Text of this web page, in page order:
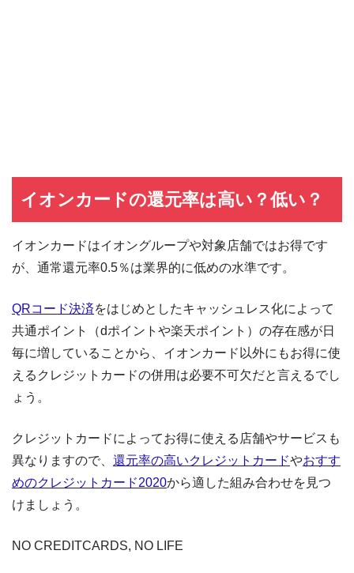
イオンカードの還元率は高い？低い？
イオンカードはイオングループや対象店舗ではお得です
が、通常還元率0.5％は業界的に低めの水準です。
QRコード決済をはじめとしたキャッシュレス化によって
共通ポイント（dポイントや楽天ポイント）の存在感が日
毎に増していることから、イオンカード以外にもお得に使
えるクレジットカードの併用は必要不可欠だと言えるでし
ょう。
クレジットカードによってお得に使える店舗やサービスも
異なりますので、 還元率の高いクレジットカードやおすす
めのクレジットカード2020から適した組み合わせを見つ
けましょう。
NO CREDITCARDS, NO LIFE